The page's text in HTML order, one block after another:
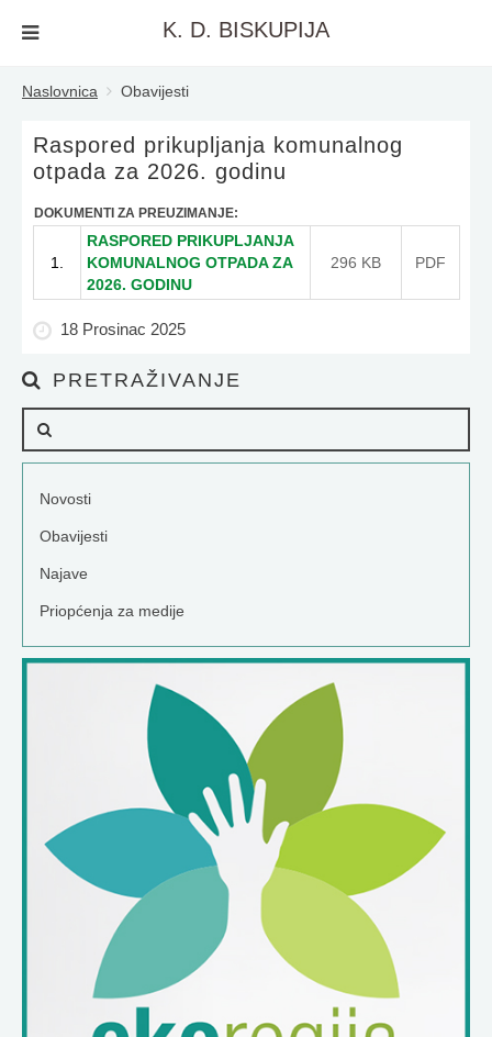
K. D. BISKUPIJA
Naslovnica Obavijesti
Raspored prikupljanja komunalnog
otpada za 2026. godinu
DOKUMENTI ZA PREUZIMANJE:
1.
RASPORED PRIKUPLJANJA
KOMUNALNOG OTPADA ZA
2026. GODINU
296 KB PDF
18 Prosinac 2025
PRETRAŽIVANJE
Novosti
Obavijesti
Najave
Priopćenja za medije